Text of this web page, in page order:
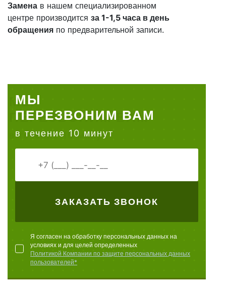
Замена в нашем специализированном
центре производится за 1-1,5 часа в день
обращения по предварительной записи.
МЫ
ПЕРЕЗВОНИМ ВАМ
в течение 10 минут
ЗАКАЗАТЬ ЗВОНОК
Я согласен на обработку персональных данных на
условиях и для целей определенных
Политикой Компании по защите персональных данных
пользователей*